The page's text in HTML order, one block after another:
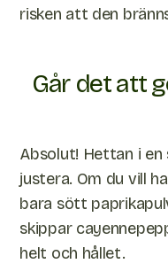
risken att den
Går det att
Absolut! Hettan i
justera. Om du vill
bara sött
skippar
helt och hållet.